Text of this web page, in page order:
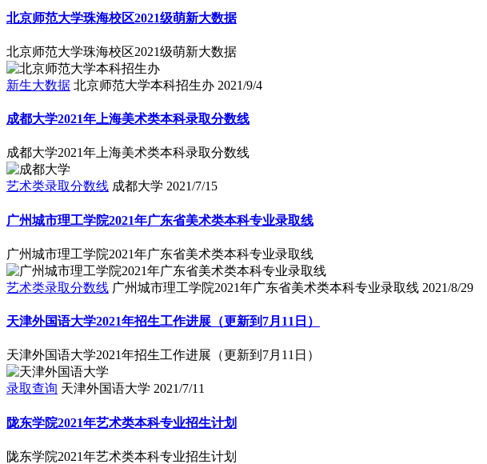
北京师范大学珠海校区2021级萌新大数据
北京师范大学珠海校区2021级萌新大数据
新生大数据 北京师范大学本科招生办 2021/9/4
成都大学2021年上海美术类本科录取分数线
成都大学2021年上海美术类本科录取分数线
艺术类录取分数线 成都大学 2021/7/15
广州城市理工学院2021年广东省美术类本科专业录取线
广州城市理工学院2021年广东省美术类本科专业录取线
艺术类录取分数线 广州城市理工学院2021年广东省美术类本科专业录取线 2021/8/29
天津外国语大学2021年招生工作进展（更新到7月11日）
天津外国语大学2021年招生工作进展（更新到7月11日）
录取查询 天津外国语大学 2021/7/11
陇东学院2021年艺术类本科专业招生计划
陇东学院2021年艺术类本科专业招生计划